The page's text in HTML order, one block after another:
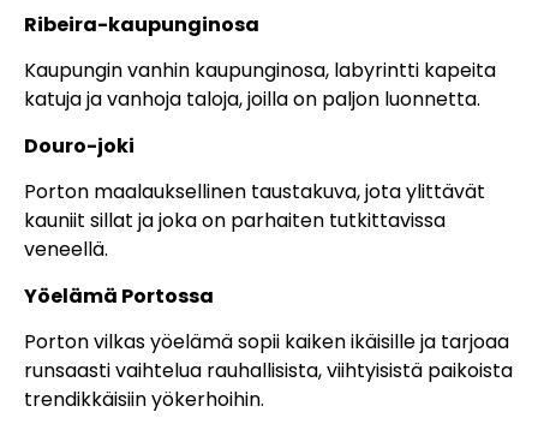
Ribeira-kaupunginosa
Kaupungin vanhin kaupunginosa, labyrintti kapeita
katuja ja vanhoja taloja, joilla on paljon luonnetta.
Douro-joki
Porton maalauksellinen taustakuva, jota ylittävät
kauniit sillat ja joka on parhaiten tutkittavissa
veneellä.
Yöelämä Portossa
Porton vilkas yöelämä sopii kaiken ikäisille ja tarjoaa
runsaasti vaihtelua rauhallisista, viihtyisistä paikoista
trendikkäisiin yökerhoihin.